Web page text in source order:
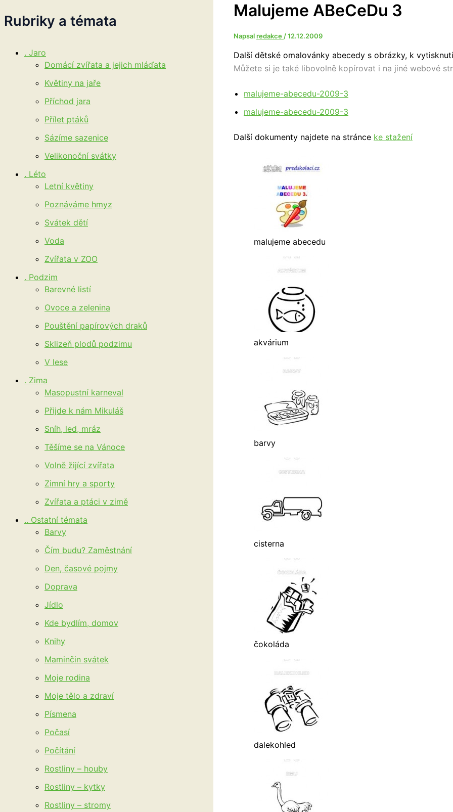
Rubriky a témata
. Jaro
Domácí zvířata a jejich mláďata
Květiny na jaře
Příchod jara
Přílet ptáků
Sázíme sazenice
Velikonoční svátky
. Léto
Letní květiny
Poznáváme hmyz
Svátek dětí
Voda
Zvířata v ZOO
. Podzim
Barevné listí
Ovoce a zelenina
Pouštění papírových draků
Sklizeň plodů podzimu
V lese
. Zima
Masopustní karneval
Přijde k nám Mikuláš
Sníh, led, mráz
Těšíme se na Vánoce
Volně žijící zvířata
Zimní hry a sporty
Zvířata a ptáci v zimě
.. Ostatní témata
Barvy
Čím budu? Zaměstnání
Den, časové pojmy
Doprava
Jídlo
Kde bydlím, domov
Knihy
Maminčin svátek
Moje rodina
Moje tělo a zdraví
Písmena
Počasí
Počítání
Rostliny – houby
Rostliny – kytky
Rostliny – stromy
Malujeme ABeCeDu 3
Napsalredakce /12.12.2009
Další dětské omalovánky abecedy s obrázky, k
Můžete si je také libovolně kopírovat i na jiné webové
malujeme-abecedu-2009-3
malujeme-abecedu-2009-3
Další dokumenty najdete na stránce ke stažení
malujeme abecedu
akvárium
barvy
cisterna
čokoláda
dalekohled